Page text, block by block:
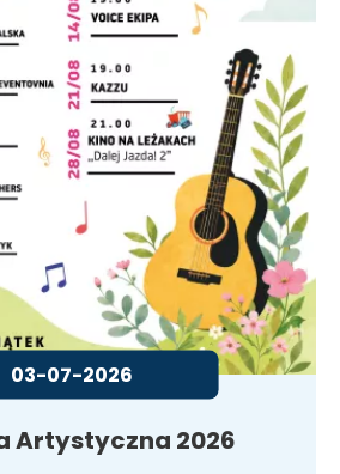
03-07-2026
Artystyczna 2026